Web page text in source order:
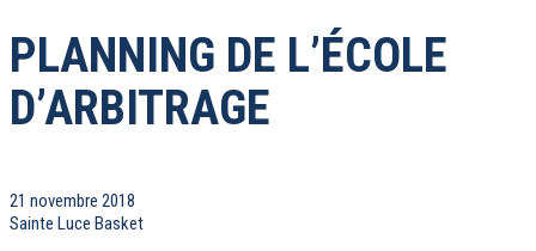
PLANNING DE L’ÉCOLE
D’ARBITRAGE
21 novembre 2018
Sainte Luce Basket